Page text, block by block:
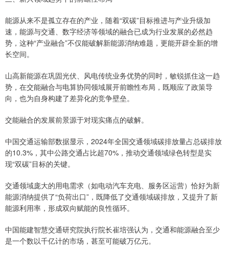
能源从来不是孤立存在的产业，随着“双碳”目标推进与产业升级加
速，能源与交通、数字经济等领域的融合已成为行业发展的必然趋
势，这种“产业融合”不仅能破解新能源消纳难题，更能开辟全新的增
长空间。
山高新能源在巩固光伏、风电传统业务优势的同时，敏锐抓住这一趋
势，在交能融合与电算协同领域展开前瞻性布局，既顺应了政策导
向，也为自身构建了差异化的竞争壁垒。
交能融合的发展前景源于对现实痛点的破解。
中国交通运输部数据显示，2024年全国交通领域碳排放量占总碳排放
的10.3%，其中公路交通占比超70%，推动交通领域绿色转型是实
现“双碳”目标的关键。
交通领域庞大的用电需求（如电动汽车充电、服务区运营）恰好为新
能源消纳提供了“负荷出口”，既降低了交通领域碳排放，又提升了新
能源利用率，形成双向赋能的良性循环。
中国能建智慧交通研究院执行院长崔培强认为，交通和能源融合至少
是一个数以千亿计的市场，甚至可能破万亿元。